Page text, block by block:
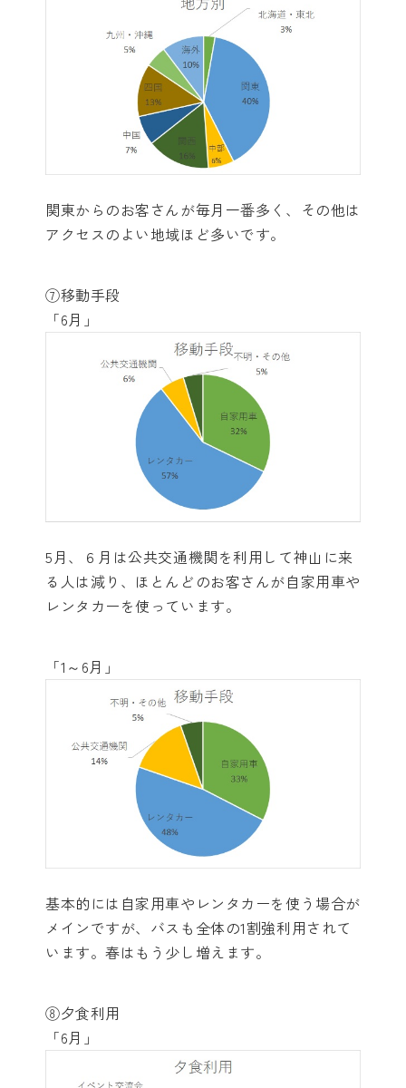
関東からのお客さんが毎月一番多く、その他は
アクセスのよい地域ほど多いです。
⑦移動手段
「6月」
5月、６月は公共交通機関を利用して神山に来
る人は減り、ほとんどのお客さんが自家用車や
レンタカーを使っています。
「1～6月」
基本的には自家用車やレンタカーを使う場合が
メインですが、バスも全体の1割強利用されて
います。春はもう少し増えます。
⑧夕食利用
「6月」